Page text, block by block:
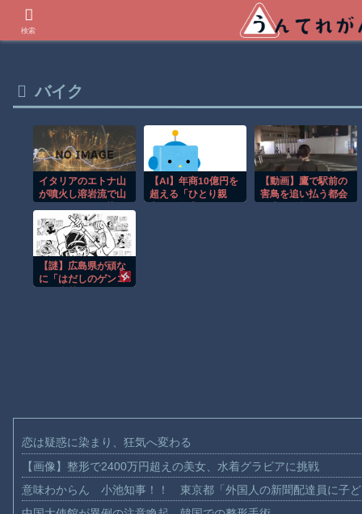
バイク
イタリアのエトナ山
が噴火し溶岩流で山
る！！
【AI】年商10億円を
超える「ひとり親
【動画】鷹で駅前の
害鳥を追い払う都会
【謎】広島県が頑な
に「はだしのゲンコ
恋は疑惑に染まり、狂気へ変わる
【画像】整形で2400万円超えの美女、水着グラビアに挑戦
意味わからん 小池知事！！ 東京都「外国人の新聞配達員に子ど
検索